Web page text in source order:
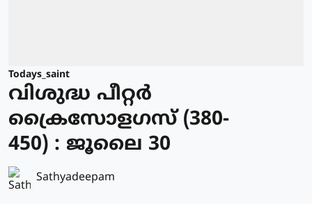
Todays_saint
വിശുദ്ധ പീറ്റര്‍
ക്രൈസോളഗസ് (380-
450) : ജൂലൈ 30
Sathyadeepam